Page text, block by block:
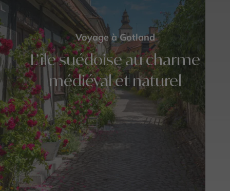
Voyage à Gotland
L’île suédoise au charme
médiéval et naturel